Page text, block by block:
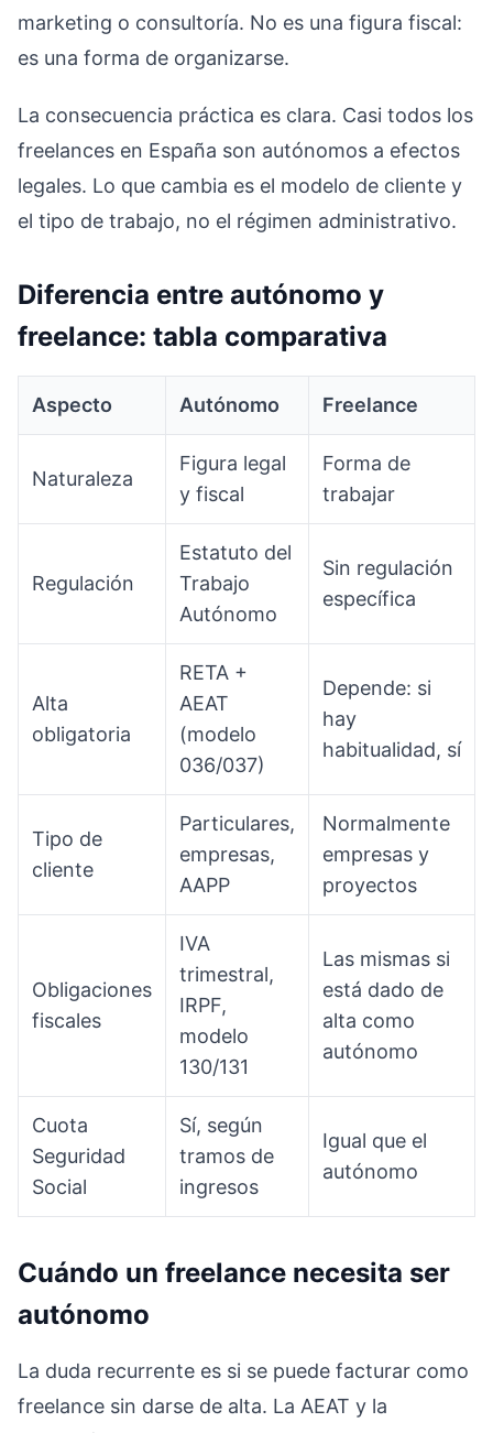
marketing o consultoría. No es una figura fiscal:
es una forma de organizarse.
La consecuencia práctica es clara. Casi todos los
freelances en España son autónomos a efectos
legales. Lo que cambia es el modelo de cliente y
el tipo de trabajo, no el régimen administrativo.
Diferencia entre autónomo y
freelance: tabla comparativa
Aspecto Autónomo Freelance
Naturaleza
Figura legal
y fiscal
Forma de
trabajar
Regulación
Estatuto del
Trabajo
Autónomo
Sin regulación
específica
Alta
obligatoria
RETA +
AEAT
(modelo
036/037)
Depende: si
hay
habitualidad, sí
Tipo de
cliente
Particulares,
empresas,
AAPP
Normalmente
empresas y
proyectos
Obligaciones
fiscales
IVA
trimestral,
IRPF,
modelo
130/131
Las mismas si
está dado de
alta como
autónomo
Cuota
Seguridad
Social
Sí, según
tramos de
ingresos
Igual que el
autónomo
Cuándo un freelance necesita ser
autónomo
La duda recurrente es si se puede facturar como
freelance sin darse de alta. La AEAT y la